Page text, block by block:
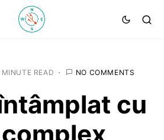
MINUTE READ NO COMMENTS
cu